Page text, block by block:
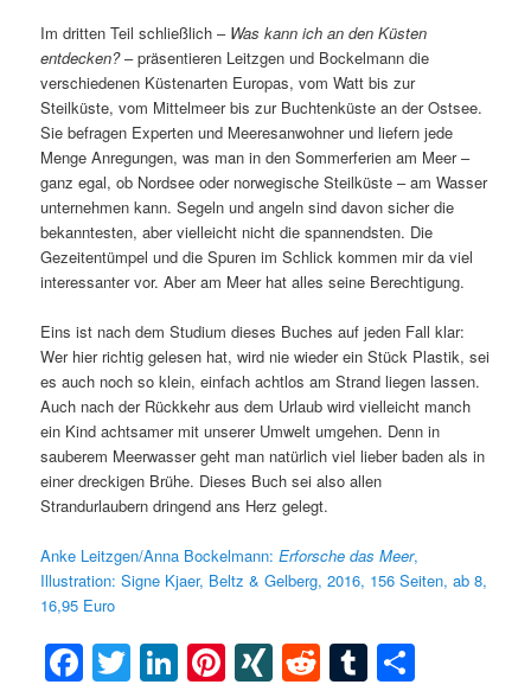
Im dritten Teil schließlich – Was kann ich an den Küsten
entdecken?– präsentieren Leitzgen und Bockelmann die
verschiedenen Küstenarten Europas, vom Watt bis zur
Steilküste, vom Mittelmeer bis zur Buchtenküste an der Ostsee.
Sie befragen Experten und Meeresanwohner und liefern jede
Menge Anregungen, was man in den Sommerferien am Meer –
ganz egal, ob Nordsee oder norwegische Steilküste – am Wasser
unternehmen kann. Segeln und angeln sind davon sicher die
bekanntesten, aber vielleicht nicht die spannendsten. Die
Gezeitentümpel und die Spuren im Schlick kommen mir da viel
interessanter vor. Aber am Meer hat alles seine Berechtigung.
Eins ist nach dem Studium dieses Buches auf jeden Fall klar:
Wer hier richtig gelesen hat, wird nie wieder ein Stück Plastik, sei
es auch noch so klein, einfach achtlos am Strand liegen lassen.
Auch nach der Rückkehr aus dem Urlaub wird vielleicht manch
ein Kind achtsamer mit unserer Umwelt umgehen. Denn in
sauberem Meerwasser geht man natürlich viel lieber baden als in
einer dreckigen Brühe. Dieses Buch sei also allen
Strandurlaubern dringend ans Herz gelegt.
Anke Leitzgen/Anna Bockelmann:Erforsche das Meer,
Illustration: Signe Kjaer, Beltz & Gelberg, 2016, 156 Seiten, ab 8,
16,95 Euro
Facebook
Twitter
LinkedIn
Pinterest
XINGRedditTumblr